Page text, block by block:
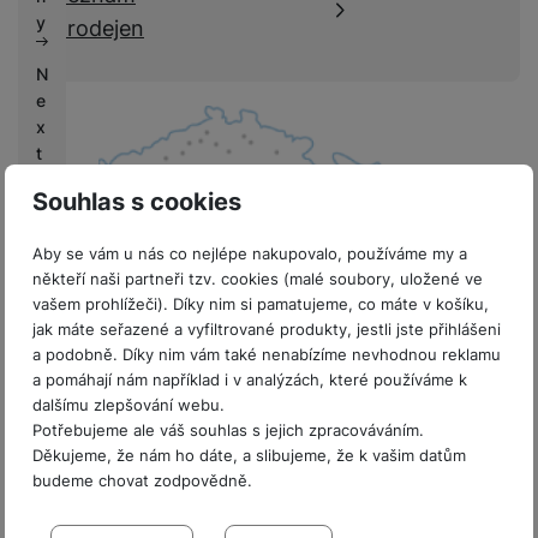
Souhlas s cookies
Aby se vám u nás co nejlépe nakupovalo, používáme my a
někteří naši partneři tzv. cookies (malé soubory, uložené ve
vašem prohlížeči). Díky nim si pamatujeme, co máte v košíku,
jak máte seřazené a vyfiltrované produkty, jestli jste přihlášeni
a podobně. Díky nim vám také nenabízíme nevhodnou reklamu
a pomáhají nám například i v analýzách, které používáme k
dalšímu zlepšování webu.
Potřebujeme ale váš souhlas s jejich zpracováváním.
Děkujeme, že nám ho dáte, a slibujeme, že k vašim datům
budeme chovat zodpovědně.
Nastavení souhlasů s kategoriemi
k
y
y
N
e
x
t
if
V
ý
k
u
p
y
prodejen
8 prodejen v ČR
Sdružení